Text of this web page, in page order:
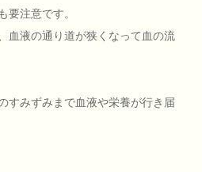
要注意です。
血液の通り道が狭くなって血の流
すみずみまで血液や栄養が行き届